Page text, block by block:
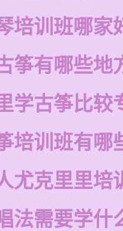
培训班哪家
筝有哪些地
学古筝比较
培训班有哪
尤克里里培
法需要学什